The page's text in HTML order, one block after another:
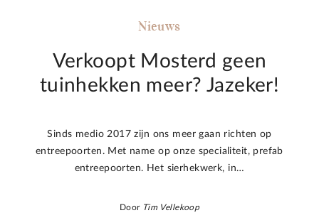
Nieuws
Verkoopt Mosterd geen
tuinhekken meer? Jazeker!
Sinds medio 2017 zijn ons meer gaan richten op
entreepoorten. Met name op onze specialiteit, prefab
entreepoorten. Het sierhekwerk, in…
Door Tim Vellekoop